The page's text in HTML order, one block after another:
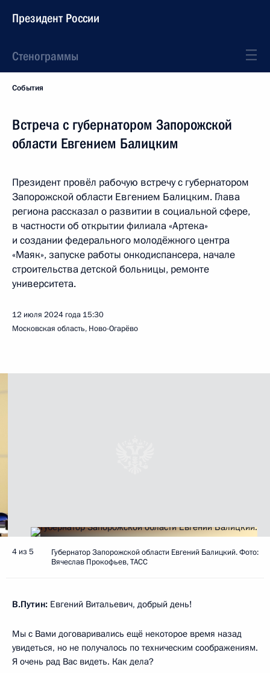
Президент России
Стенограммы
События
Встреча с губернатором Запорожской
области Евгением Балицким
Президент провёл рабочую встречу с губернатором
Запорожской области Евгением Балицким. Глава
региона рассказал о развитии в социальной сфере,
в частности об открытии филиала «Артека»
и создании федерального молодёжного центра
«Маяк», запуске работы онкодиспансера, начале
строительства детской больницы, ремонте
университета.
12 июля 2024 года 15:30
Московская область, Ново-Огарёво
4 из 5
Губернатор Запорожской области Евгений Балицкий. Фото:
Вячеслав Прокофьев, ТАСС
В.Путин: Евгений Витальевич, добрый день!
Мы с Вами договаривались ещё некоторое время назад
увидеться, но не получалось по техническим соображениям.
Я очень рад Вас видеть. Как дела?